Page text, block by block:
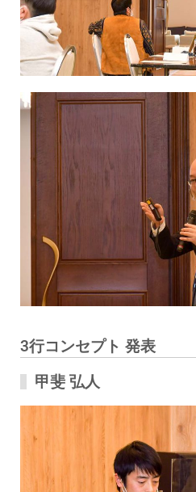
3行コンセプト 発表
甲斐 弘人